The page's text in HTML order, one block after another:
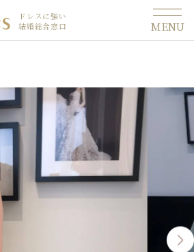
ドレスに強い
結婚総合窓口
MENU